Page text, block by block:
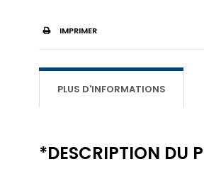
IMPRIMER
PLUS D'INFORMATIONS
*DESCRIPTION DU